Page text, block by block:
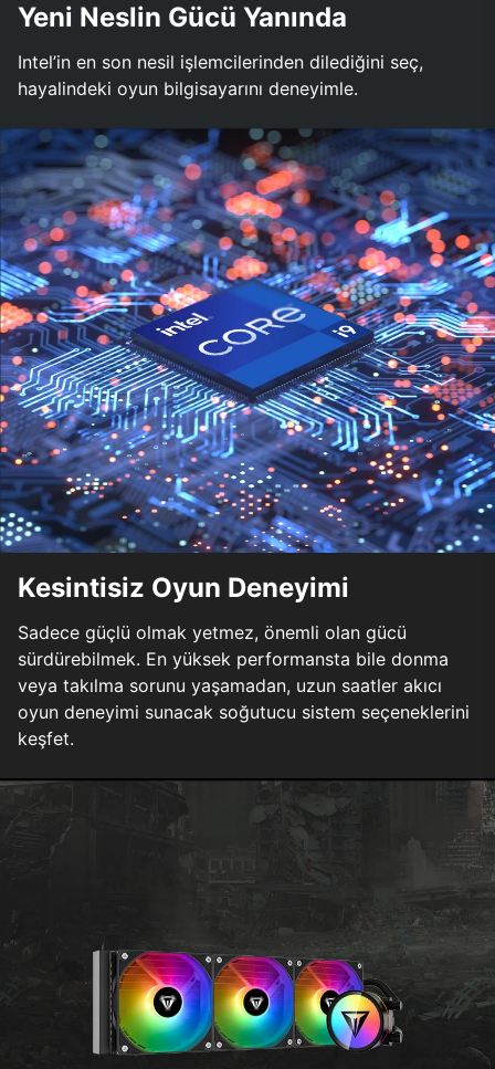
Yeni Neslin Gücü Yanında
Intel’in en son nesil işlemcilerinden dilediğini seç,
hayalindeki oyun bilgisayarını deneyimle.
Kesintisiz Oyun Deneyimi
Sadece güçlü olmak yetmez, önemli olan gücü
sürdürebilmek. En yüksek performansta bile donma
veya takılma sorunu yaşamadan, uzun saatler akıcı
oyun deneyimi sunacak soğutucu sistem seçeneklerini
keşfet.